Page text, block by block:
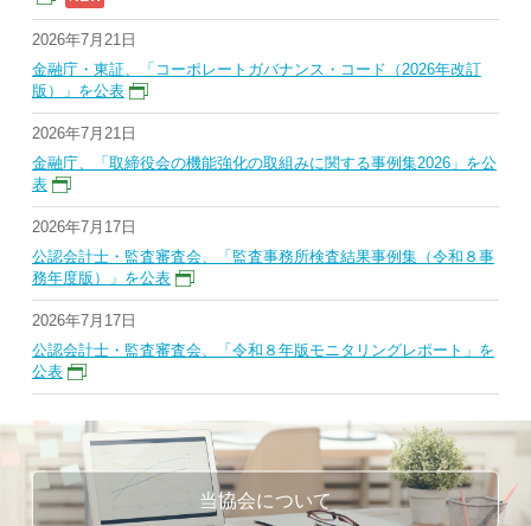
2026年7月21日
金融庁・東証、「コーポレートガバナンス・コード（2026年改訂
版）」を公表
2026年7月21日
金融庁、「取締役会の機能強化の取組みに関する事例集2026」を公
表
2026年7月17日
公認会計士・監査審査会、「監査事務所検査結果事例集（令和８事
務年度版）」を公表
2026年7月17日
公認会計士・監査審査会、「令和８年版モニタリングレポート」を
公表
当協会について